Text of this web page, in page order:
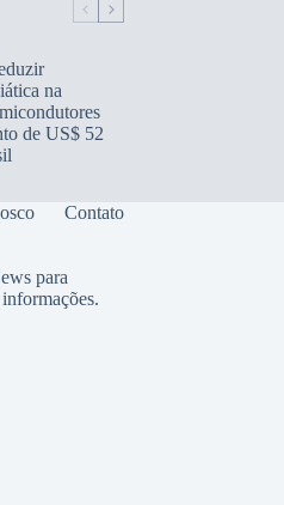
na
de US$ 52
Contato
para